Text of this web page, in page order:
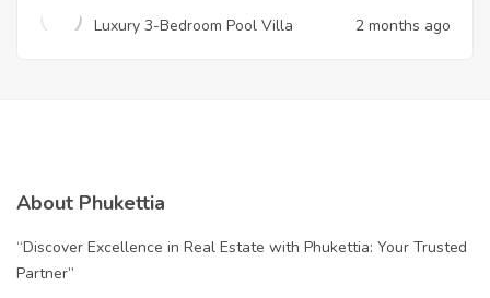
Luxury 3-Bedroom Pool Villa 2 months ago
About Phukettia
“Discover Excellence in Real Estate with Phukettia: Your Trusted
Partner”